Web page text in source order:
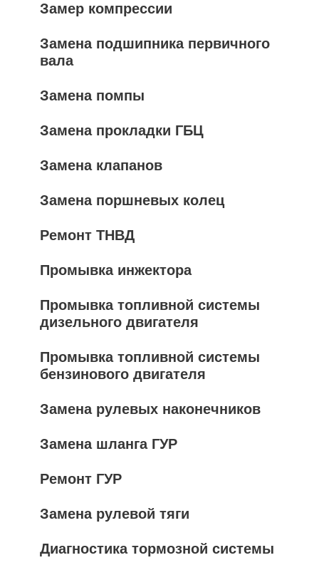
Замер компрессии
Замена подшипника первичного
вала
Замена помпы
Замена прокладки ГБЦ
Замена клапанов
Замена поршневых колец
Ремонт ТНВД
Промывка инжектора
Промывка топливной системы
дизельного двигателя
Промывка топливной системы
бензинового двигателя
Замена рулевых наконечников
Замена шланга ГУР
Ремонт ГУР
Замена рулевой тяги
Диагностика тормозной системы